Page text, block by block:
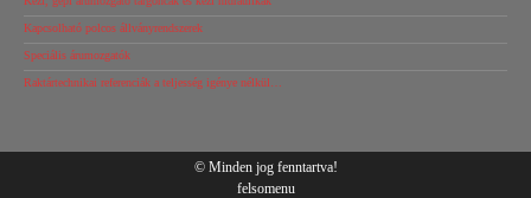
Kapcsolható polcos állványrendszerek
Speciális árumozgatók
Raktártechnikai referenciák a teljesség igénye nélkül…
© Minden jog fenntartva!
felsomenu